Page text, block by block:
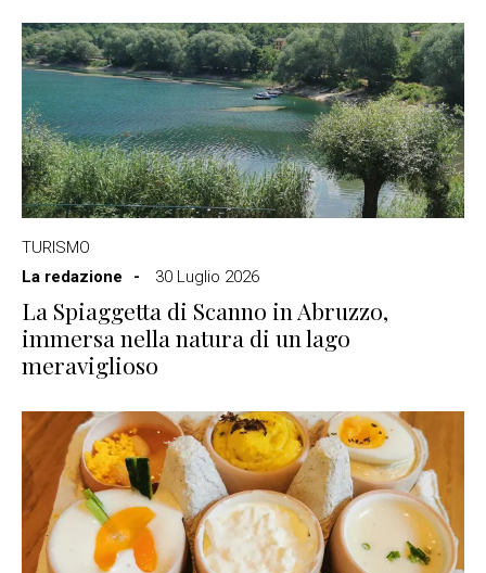
TURISMO
La redazione
30 Luglio 2026
La Spiaggetta di Scanno in Abruzzo,
immersa nella natura di un lago
meraviglioso